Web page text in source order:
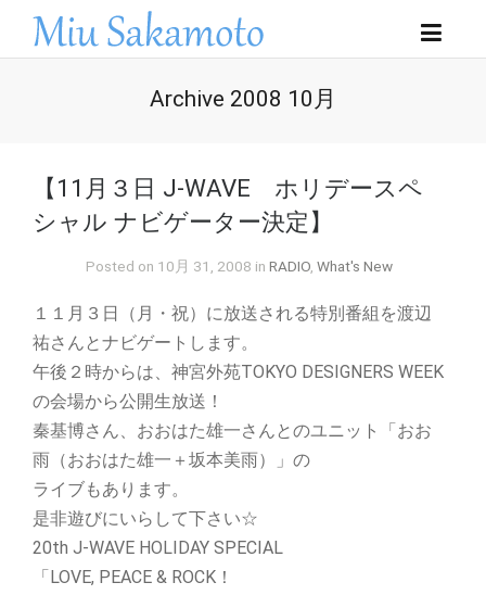
Archive 2008 10月
【11月３日 J-WAVE ホリデースペ
シャル ナビゲーター決定】
Posted on 10月 31, 2008 in RADIO, What's New
１１月３日（月・祝）に放送される特別番組を渡辺
祐さんとナビゲートします。
午後２時からは、神宮外苑TOKYO DESIGNERS WEEK
の会場から公開生放送！
秦基博さん、おおはた雄一さんとのユニット「おお
雨（おおはた雄一＋坂本美雨）」の
ライブもあります。
是非遊びにいらして下さい☆
20th J-WAVE HOLIDAY SPECIAL
「LOVE, PEACE & ROCK！